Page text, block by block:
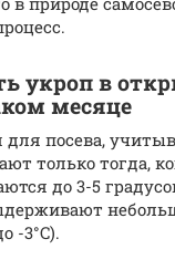
укроп в
месяце
посева,
только тогда,
до 3-5
-3°C).